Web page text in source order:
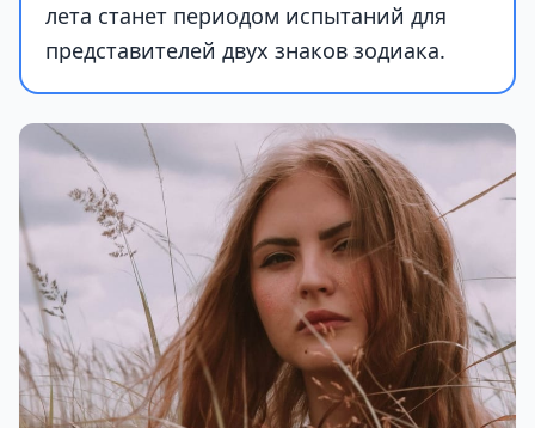
лета станет периодом испытаний для
представителей двух знаков зодиака.